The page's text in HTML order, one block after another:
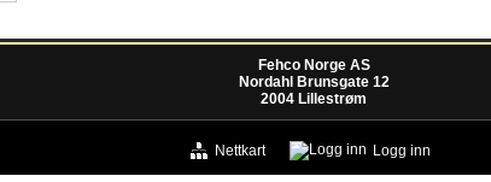
Fehco Norge AS
Nordahl Brunsgate 12
2004 Lillestrøm
Nettkart Logg inn